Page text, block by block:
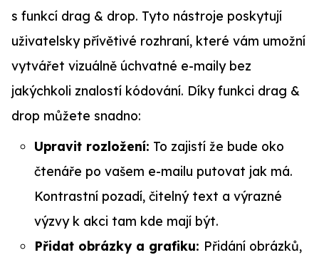
s funkcí drag & drop. Tyto nástroje poskytují
uživatelsky přívětivé rozhraní, které vám umožní
vytvářet vizuálně úchvatné e-maily bez
jakýchkoli znalostí kódování. Díky funkci drag &
drop můžete snadno:
Upravit rozložení: To zajistí že bude oko
čtenáře po vašem e-mailu putovat jak má.
Kontrastní pozadí, čitelný text a výrazné
výzvy k akci tam kde mají být.
Přidat obrázky a grafiku: Přidání obrázků,